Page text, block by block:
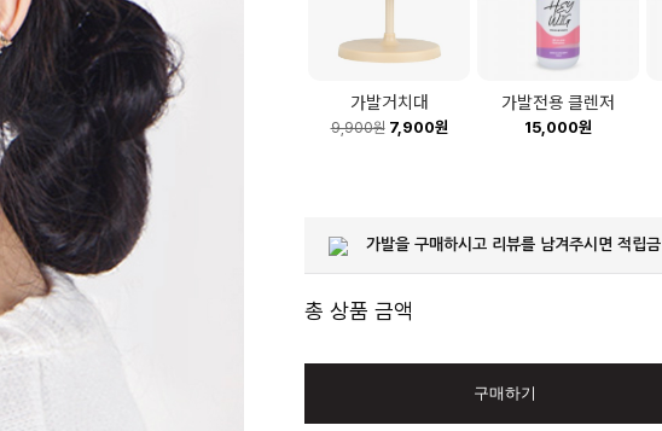
가발거치대
9,900원7,900원
가발전용 클렌저
15,000원
가발을 구매하시고 리뷰를 남겨주시면 적립금
총 상품 금액
구매하기